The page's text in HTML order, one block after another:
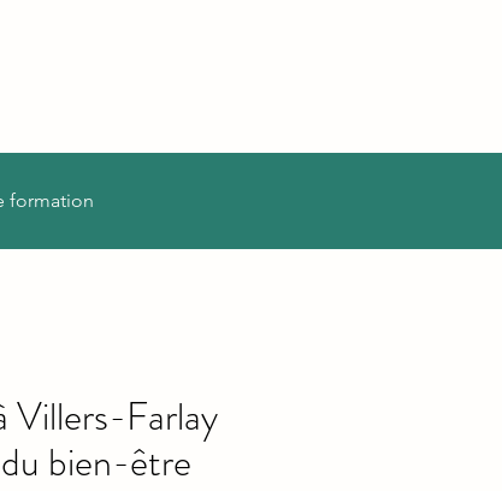
formation
Villers-Farlay
bien-être